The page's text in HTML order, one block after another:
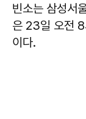
빈소는 삼성서
은 23일 오전 8
이다.